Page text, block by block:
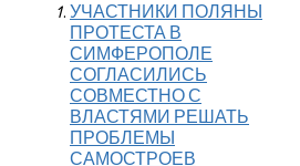
УЧАСТНИКИ ПОЛЯНЫ
ПРОТЕСТА В
СИМФЕРОПОЛЕ
СОГЛАСИЛИСЬ
СОВМЕСТНО С
ВЛАСТЯМИ РЕШАТЬ
ПРОБЛЕМЫ
САМОСТРОЕВ